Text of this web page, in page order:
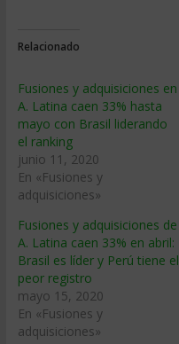
Relacionado
Fusiones y adquisiciones en
A. Latina caen 33% hasta
mayo con Brasil liderando
el ranking
junio 11, 2020
En «Fusiones y
adquisiciones»
Fusiones y adquisiciones de
A. Latina caen 33% en abril:
Brasil es líder y Perú tiene el
peor registro
mayo 15, 2020
En «Fusiones y
adquisiciones»